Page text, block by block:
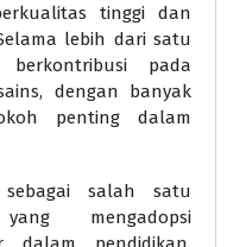
tinggi dan
lebih dari satu
pada
dengan banyak
penting dalam
salah satu
mengadopsi